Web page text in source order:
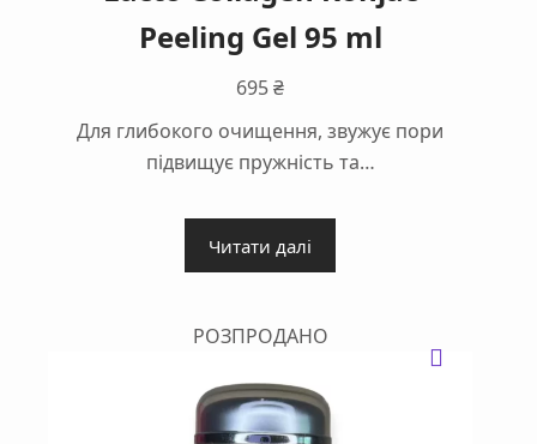
Peeling Gel 95 ml
695₴
Для глибокого очищення, звужує пори
підвищує пружність та…
Читати далі
РОЗПРОДАНО